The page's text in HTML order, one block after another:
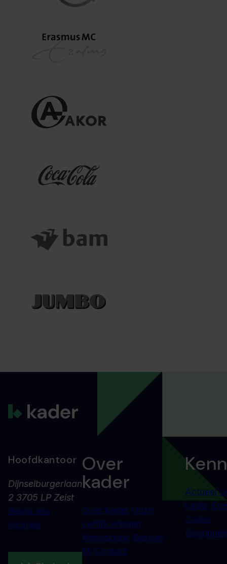
Hoofdkantoor
Dijnselburgerlaan
2 3705 LP Zeist
Bekijk alle
locaties
Over
kader
Over kader Onze
certificeringen
Kennisbank Werken
bij Contact
Actueel
kader
Cases